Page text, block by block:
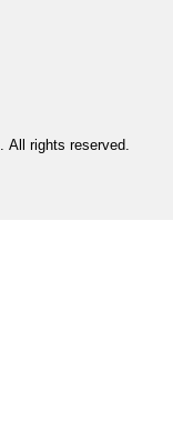
. All rights reserved.